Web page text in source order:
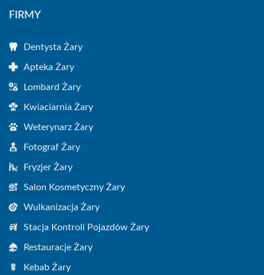
FIRMY
Dentysta Żary
Apteka Żary
Lombard Żary
Kwiaciarnia Żary
Weterynarz Żary
Fotograf Żary
Fryzjer Żary
Salon Kosmetyczny Żary
Wulkanizacja Żary
Stacja Kontroli Pojazdów Żary
Restauracje Żary
Kebab Żary